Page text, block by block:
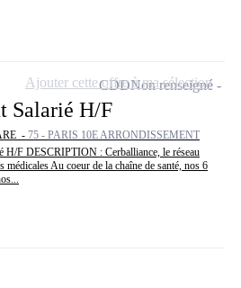
Salarié H/F
- 75 - PARIS 10E ARRONDISSEMENT
H/F DESCRIPTION : Cerballiance, le réseau
médicales Au coeur de la chaîne de santé, nos 6
CDDNon renseigné
Ajouter cette offre à ma sélection